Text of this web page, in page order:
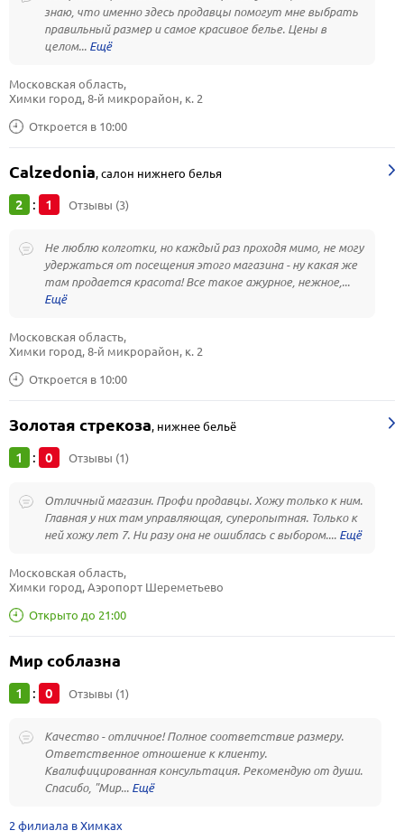
знаю, что именно здесь продавцы помогут мне выбрать
правильный размер и самое красивое белье. Цены в
целом...
Откроется в 10:00
Московская область,
Химки город, 8-й микрорайон, к. 2
Calzedonia,салон нижнего белья
2 : 1 Отзывы (3)
Не люблю колготки, но каждый раз проходя мимо, не могу
удержаться от посещения этого магазина - ну какая же
там продается красота! Все такое ажурное, нежное,...
Откроется в 10:00
Московская область,
Химки город, 8-й микрорайон, к. 2
Золотая стрекоза, нижнее бельё
1 : 0 Отзывы (1)
Отличный магазин. Профи продавцы. Хожу только к ним.
Главная у них там управляющая, суперопытная. Только к
ней хожу лет 7. Ни разу она не ошиблась с выбором....
Открыто до 21:00
Московская область,
Химки город, Аэропорт Шереметьево
Мир соблазна
1 : 0 Отзывы (1)
Качество - отличное! Полное соответствие размеру.
Ответственное отношение к клиенту.
Квалифицированная консультация. Рекомендую от души.
Спасибо, "Мир...
2 филиала в Химках